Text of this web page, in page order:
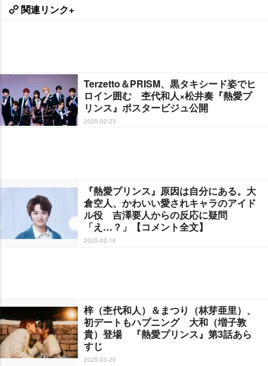
関連リンク+
Terzetto＆PRISM、黒タキシード姿でヒ
ロイン囲む 杢代和人×松井奏『熱愛プ
リンス』ポスタービジュ公開
2025-02-23
『熱愛プリンス』原因は自分にある。大
倉空人、かわいい愛されキャラのアイド
ル役 吉澤要人からの反応に疑問
「え…？」【コメント全文】
2025-02-16
梓（杢代和人）＆まつり（林芽亜里）、
初デートもハプニング 大和（増子敦
貴）登場 『熱愛プリンス』第3話あら
すじ
2025-03-20